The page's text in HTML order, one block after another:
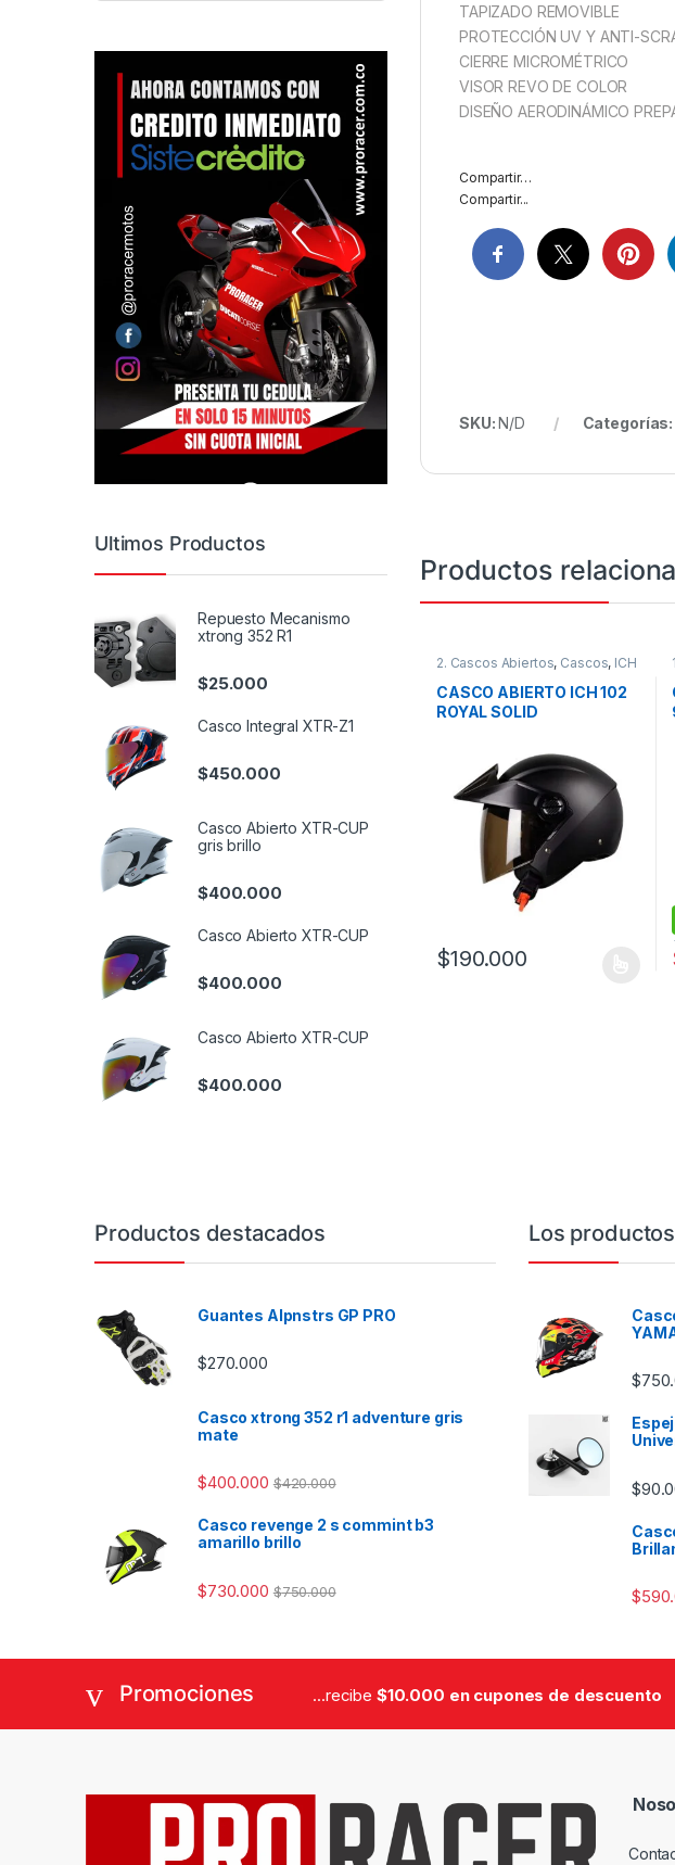
TAPIZADO REMOVIBLE
PROTECCIÓN UV Y ANTI-
CIERRE MICROMÉTRICO
VISOR REVO DE COLOR
DISEÑO AERODINÁMICO
Compartir…
Compartir...
SKU:N/D Categorías:
Productos
2. Cascos Abiertos, Cascos, ICH
CASCO ABIERTO ICH 102
ROYAL SOLID
$190.000
Ultimos Productos
Repuesto Mecanismo
xtrong 352 R1
$25.000
Casco Integral XTR-Z1
$450.000
Casco Abierto XTR-CUP
gris brillo
$400.000
Casco Abierto XTR-CUP
$400.000
Casco Abierto XTR-CUP
$400.000
Productos destacados
Guantes Alpnstrs GP PRO
$270.000
Casco xtrong 352 r1 adventure gris
mate
$400.000 $420.000
Casco revenge 2 s commint b3
amarillo brillo
$730.000 $750.000
Los
$
$
$
Promociones ...recibe $10.000 en cupones de descuento